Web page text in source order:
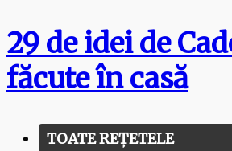
29 de idei de
făcute în casă
TOATE REȚETELE